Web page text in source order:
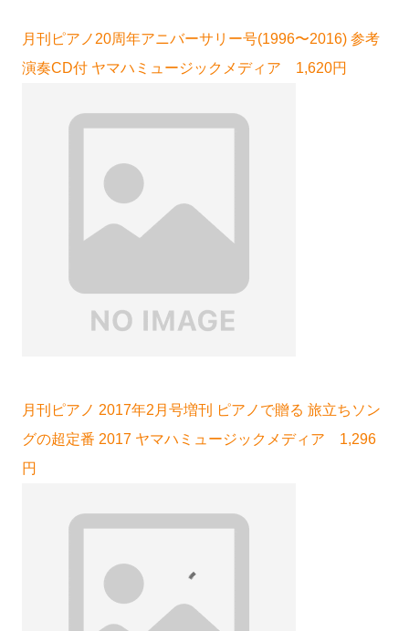
月刊ピアノ20周年アニバーサリー号(1996〜2016) 参考
演奏CD付 ヤマハミュージックメディア 1,620円
月刊ピアノ 2017年2月号増刊 ピアノで贈る 旅立ちソン
グの超定番 2017 ヤマハミュージックメディア 1,296
円